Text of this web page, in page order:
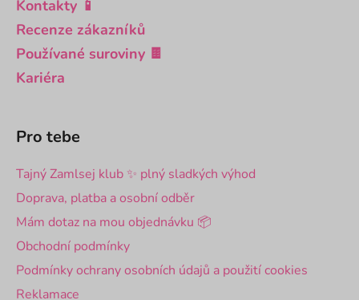
Kontakty 📱
Recenze zákazníků
Používané suroviny 🍫
Kariéra
Pro tebe
Tajný Zamlsej klub ✨ plný sladkých výhod
Doprava, platba a osobní odběr
Mám dotaz na mou objednávku 📦
Obchodní podmínky
Podmínky ochrany osobních údajů a použití cookies
Reklamace